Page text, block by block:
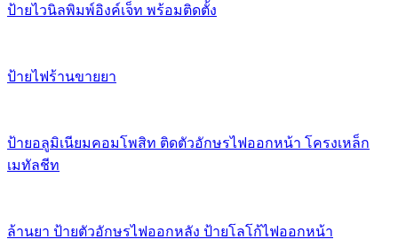
ป้ายไวนิลพิมพ์อิงค์เจ็ท พร้อมติดตั้ง
ป้ายไฟร้านขายยา
ป้ายอลูมิเนียมคอมโพสิท ติดตัวอักษรไฟออกหน้า โครงเหล็ก
เมทัลชีท
ล้านยา ป้ายตัวอักษรไฟออกหลัง ป้ายโลโก้ไฟออกหน้า